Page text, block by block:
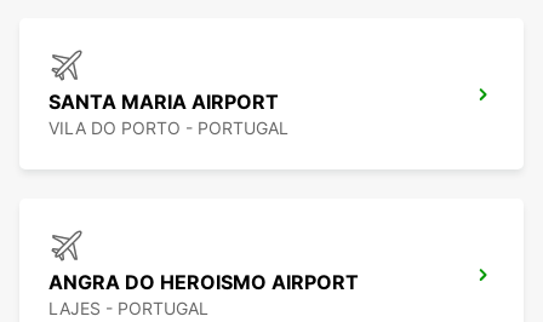
SANTA MARIA AIRPORT
VILA DO PORTO - PORTUGAL
ANGRA DO HEROISMO AIRPORT
LAJES - PORTUGAL